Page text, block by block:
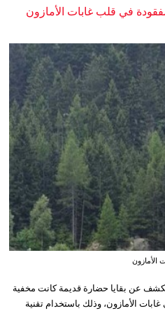
في قلب غابات الأمازون
الأمازون
عن بقايا حضارة قديمة كانت مخفية
الأمازون، وذلك باستخدام تقنية